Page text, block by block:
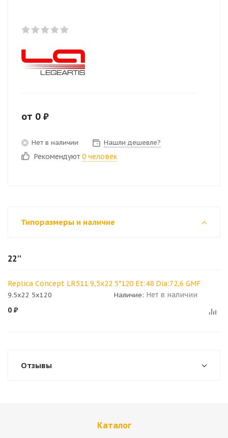
от 0 ₽
Нет в наличии Нашли дешевле?
Рекомендуют 0 человек
Типоразмеры и наличие
22''
Replica Concept LR511 9,5x22 5*120 Et:48 Dia:72,6 GMF
9.5x22 5x120 Наличие: Нет в наличии
0 ₽
Отзывы
Каталог